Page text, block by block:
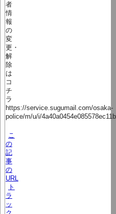
者
情
報
の
変
更・
解
除
は
コ
チ
ラ
https://service.sugumail.com/osaka-
police/m/u/i/
こ
の
記
事
の
URL
ト
ラ
ッ